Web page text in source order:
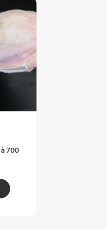
700